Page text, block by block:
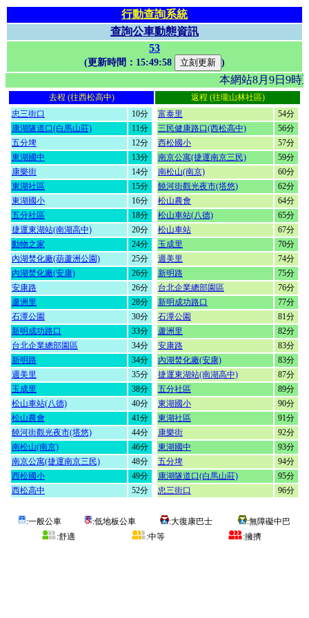
行動查詢系統
查詢公車動態資訊
53
(更新時間： 15:49:58 )
本網站8月9日9
去程 (往西松高中)
返程 (往瓏山林社區)
忠三街口
10分
康湖隧道口(白馬山莊)
11分
五分埤
12分
東湖國中
13分
康樂街
14分
東湖社區
15分
東湖國小
16分
五分社區
18分
捷運東湖站(南湖高中)
20分
動物之家
24分
內湖焚化廠(葫蘆洲公園)
25分
內湖焚化廠(安康)
26分
安康路
26分
蘆洲里
28分
石潭公園
30分
新明成功路口
33分
台北企業總部園區
34分
新明路
34分
週美里
35分
玉成里
38分
松山車站(八德)
40分
松山農會
41分
饒河街觀光夜市(塔悠)
44分
南松山(南京)
46分
南京公寓(捷運南京三民)
48分
西松國小
49分
西松高中
52分
富泰里
54分
三民健康路口(西松高中)
56分
西松國小
57分
南京公寓(捷運南京三民)
59分
南松山(南京)
60分
饒河街觀光夜市(塔悠)
62分
松山農會
64分
松山車站(八德)
65分
松山車站
67分
玉成里
70分
週美里
74分
新明路
75分
台北企業總部園區
76分
新明成功路口
77分
石潭公園
81分
蘆洲里
82分
安康路
83分
內湖焚化廠(安康)
83分
捷運東湖站(南湖高中)
87分
五分社區
89分
東湖國小
90分
東湖社區
91分
康樂街
92分
東湖國中
93分
五分埤
94分
康湖隧道口(白馬山莊)
95分
忠三街口
96分
:一般公車 :低地板公車 :大復康巴士
:無障礙中巴
:舒適
:中等 :擁擠